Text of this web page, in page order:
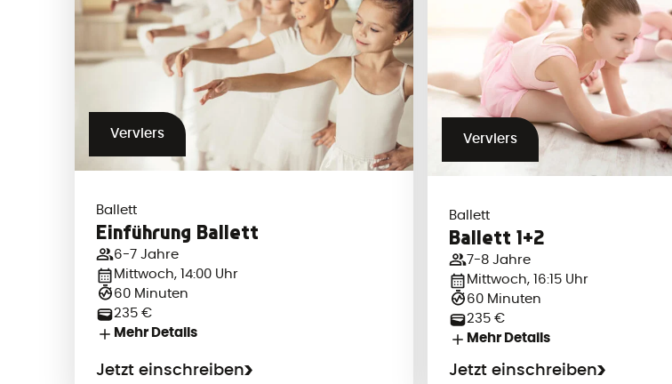
Verviers
Ballett
Einführung Ballett
6-7 Jahre
Mittwoch, 14:00 Uhr
60 Minuten
235 €
Mehr Details
Jetzt einschreiben
Verviers
Ballett
Ballett 1+2
7-8 Jahre
Mittwoch, 16:15 Uhr
60 Minuten
235 €
Mehr Details
Jetzt einschreiben